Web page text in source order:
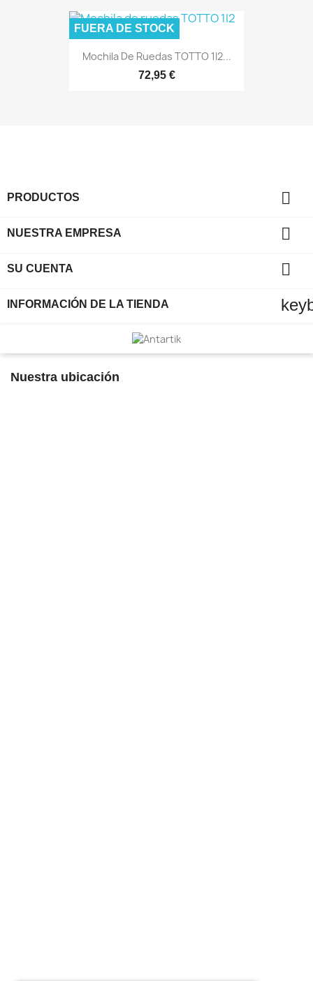
Mochila De Ruedas TOTTO 1I2...
72,95 €
FUERA DE STOCK
PRODUCTOS 
NUESTRA EMPRESA 
SU CUENTA 
INFORMACIÓN DE LA TIENDA
Nuestra ubicación